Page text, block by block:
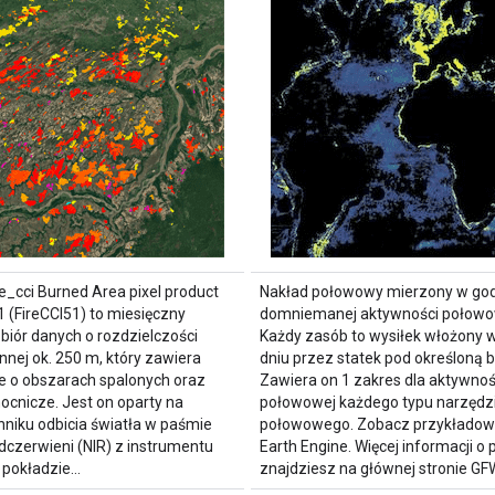
Burned Area pixel product
(FireCCI51) to miesięczny
danych o rozdzielczości
ok. 250 m, który zawiera
o obszarach spalonych oraz
Jest on oparty na
odbicia światła w paśmie
(NIR) z instrumentu
Nakład połowowy mierzony w
domniemanej aktywności
Każdy zasób to wysiłek włożony
dniu przez statek pod określoną
Zawiera on 1 zakres dla
połowowej każdego typu
połowowego. Zobacz
Earth Engine. Więcej informacji o
znajdziesz na głównej stronie